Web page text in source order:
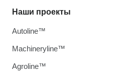
Наши проекты
Autoline™
Machineryline™
Agroline™